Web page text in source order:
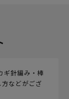
ギ針編み・棒
などがござ